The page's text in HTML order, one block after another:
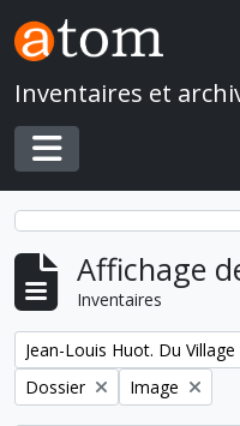
Skip to main content
Inventaires et
Toggle navigation
Affichage
Inventaires
Remove filter:
Remove filter:
Dossier Remove filter:
Image